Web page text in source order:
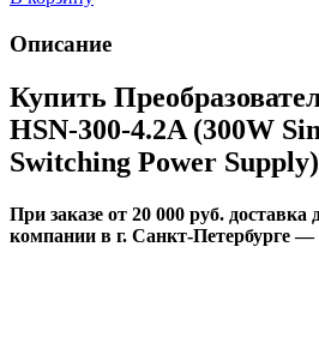
Описание
Купить
HSN-300-4.2A (300W
Switching Power
При заказе от 20 000 руб. доставка
компании в г. Санкт-Петербурге —